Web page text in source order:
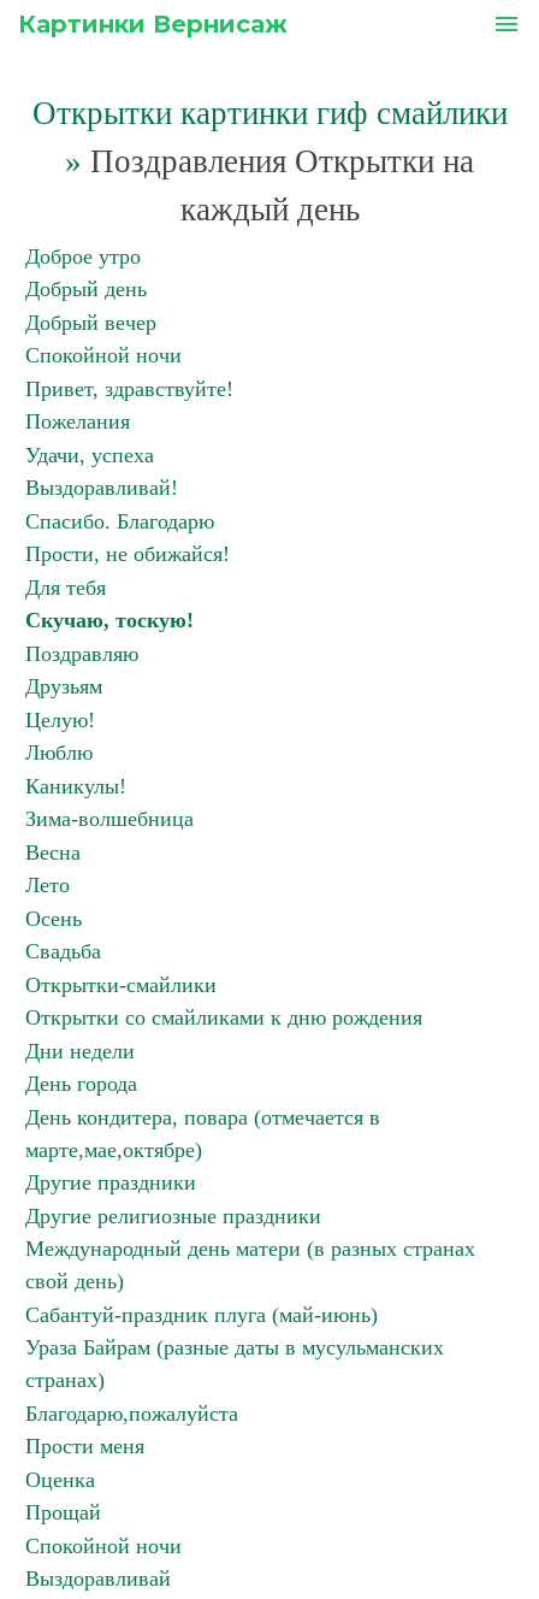
Картинки Вернисаж menu
Открытки картинки гиф смайлики
» Поздравления Открытки на
каждый день
Доброе утро
Добрый день
Добрый вечер
Спокойной ночи
Привет, здравствуйте!
Пожелания
Удачи, успеха
Выздоравливай!
Спасибо. Благодарю
Прости, не обижайся!
Для тебя
Скучаю, тоскую!
Поздравляю
Друзьям
Целую!
Люблю
Каникулы!
Зима-волшебница
Весна
Лето
Осень
Свадьба
Открытки-смайлики
Открытки со смайликами к дню рождения
Дни недели
День города
День кондитера, повара (отмечается в
марте,мае,октябре)
Другие праздники
Другие религиозные праздники
Международный день матери (в разных странах
свой день)
Сабантуй-праздник плуга (май-июнь)
Ураза Байрам (разные даты в мусульманских
странах)
Благодарю,пожалуйста
Прости меня
Оценка
Прощай
Спокойной ночи
Выздоравливай